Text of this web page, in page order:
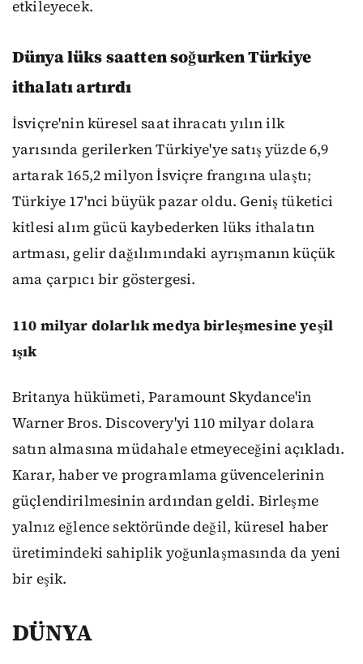
etkileyecek.
Dünya lüks saatten soğurken Türkiye
ithalatı artırdı
İsviçre'nin küresel saat ihracatı yılın ilk
yarısında gerilerken Türkiye'ye satış yüzde 6,9
artarak 165,2 milyon İsviçre frangına ulaştı;
Türkiye 17'nci büyük pazar oldu. Geniş tüketici
kitlesi alım gücü kaybederken lüks ithalatın
artması, gelir dağılımındaki ayrışmanın küçük
ama çarpıcı bir göstergesi.
110 milyar dolarlık medya birleşmesine yeşil
ışık
Britanya hükümeti, Paramount Skydance'in
Warner Bros. Discovery'yi 110 milyar dolara
satın almasına müdahale etmeyeceğini açıkladı.
Karar, haber ve programlama güvencelerinin
güçlendirilmesinin ardından geldi. Birleşme
yalnız eğlence sektöründe değil, küresel haber
üretimindeki sahiplik yoğunlaşmasında da yeni
bir eşik.
DÜNYA